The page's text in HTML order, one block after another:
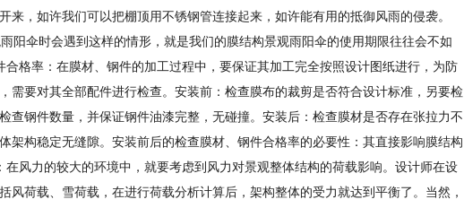
来，如许我们可以把棚顶用不锈钢管连接起来，如许能有用的抵御风雨的侵袭。
阳伞时会遇到这样的情形，就是我们的膜结构景观雨阳伞的使用期限往往会不如
格率：在膜材、钢件的加工过程中，要保证其加工完全按照设计图纸进行，为防
需要对其全部配件进行检查。安装前：检查膜布的裁剪是否符合设计标准，另要检
查钢件数量，并保证钢件油漆完整，无碰撞。安装后：检查膜材是否存在张拉力不
架构稳定无缝隙。安装前后的检查膜材、钢件合格率的必要性：其直接影响膜结构
风力的较大的环境中，就要考虑到风力对景观整体结构的荷载影响。设计师在设
风荷载、雪荷载，在进行荷载分析计算后，架构整体的受力就达到平衡了。当然，